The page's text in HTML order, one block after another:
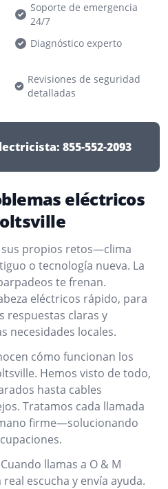
Soporte de emergencia
24/7
Diagnóstico experto
Revisiones de seguridad
detalladas
855-552-2093
eléctricos
sus propios retos—clima
o tecnología nueva. La
te frenan.
eléctricos rápido, para
respuestas claras y
necesidades locales.
cómo funcionan los
Hemos visto de todo,
hasta cables
Tratamos cada llamada
firme—solucionando
llamas a O & M
escucha y envía ayuda.